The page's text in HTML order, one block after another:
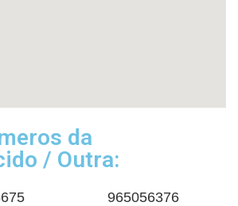
da
/ Outra:
965056376